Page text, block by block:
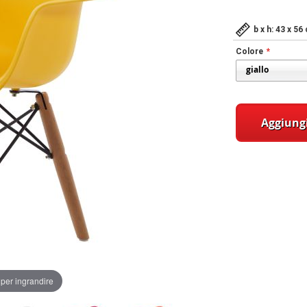
b x h: 43 x
Colore
ingrandire